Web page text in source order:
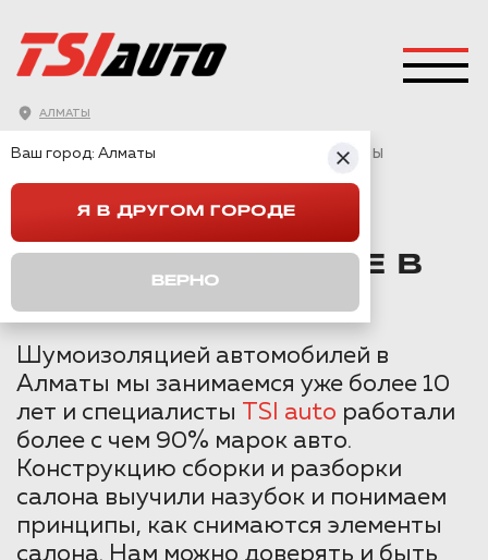
АЛМАТЫ
ШУМОИЗОЛЯЦИЯ CHEVROLET CRUZE В АЛМАТЫ
CHEVROLET CRUZE В
Шумоизоляцией автомобилей в
Алматы мы занимаемся уже более 10
лет и специалисты
TSI auto работали
более с чем 90% марок авто.
Конструкцию сборки и разборки
салона выучили назубок и понимаем
принципы, как снимаются элементы
салона. Нам можно доверять и быть
Ваш город: Алматы
Я В ДРУГОМ ГОРОДЕ
ВЕРНО